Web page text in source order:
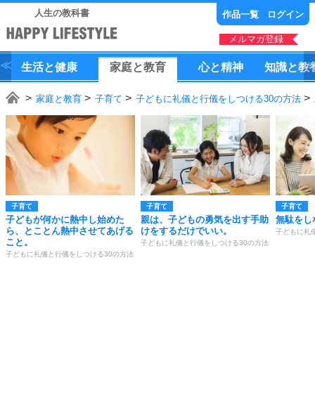
人生の教科書 作品一覧 ログイン
メルマガ登録
生活と健康 家庭と教育 心と精神 知識と教
家庭と教育 子育て 子どもに礼儀と行儀をしつける30の方法
子育て
子どもが何かに熱中し始めた
ら、とことん熱中させてあげる
こと。
子どもに礼儀と行儀をしつける30の方法
子育て
親は、子どもの勇気を出す手助
けをするだけでいい。
子どもに礼儀と行儀をしつける30の方法
子育て
無駄をし
子どもに礼